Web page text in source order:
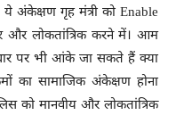
ये अंकेक्षण गृह मंत्री को Enable
और लोकतांत्रिक करने में। आम
पर भी आंके जा सकते हैं क्या
सामाजिक अंकेक्षण होना
को मानवीय और लोकतांत्रिक